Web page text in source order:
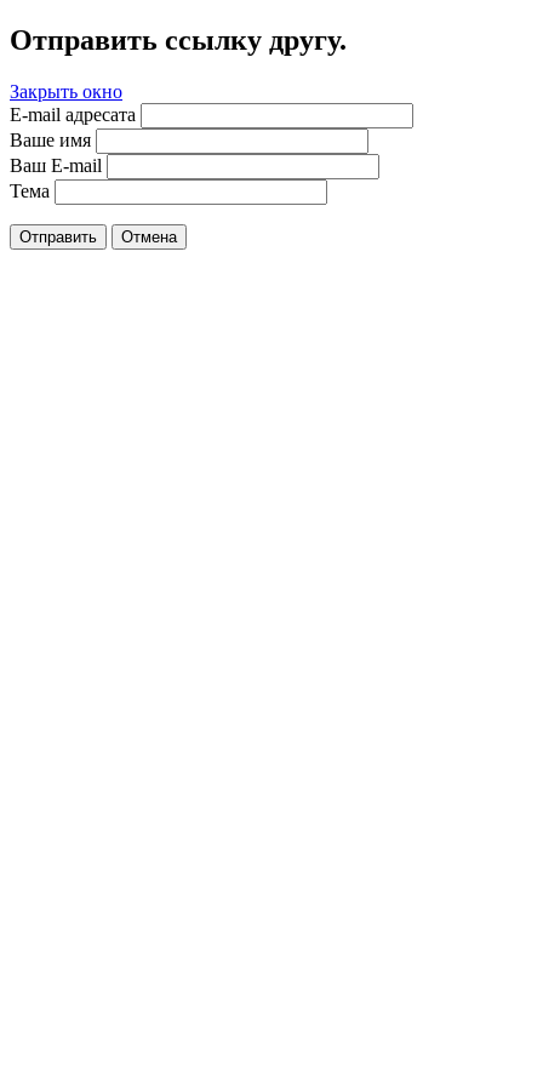
Отправить ссылку другу.
Закрыть окно
E-mail адресата
Ваше имя
Ваш E-mail
Тема
Отправить Отмена